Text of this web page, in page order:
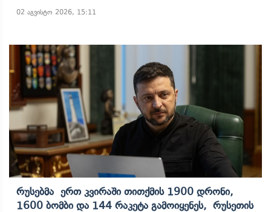
02 აგვისტო 2026, 15:11
Რუსებმა Ერთ Კვირაში Თითქმის 1900 Დრონი,
1600 Ბომბი Და 144 Რაკეტა Გამოიყენეს, Რუსეთის